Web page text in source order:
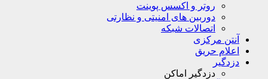
روتر و اکسس پوینت
دوربین های امنیتی و نظارتی
اتصالات شبکه
آنتن مرکزی
اعلام حریق
دزدگیر
دزدگیر اماکن